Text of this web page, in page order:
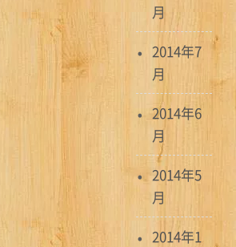
月
2014年7
月
2014年6
月
2014年5
月
2014年1